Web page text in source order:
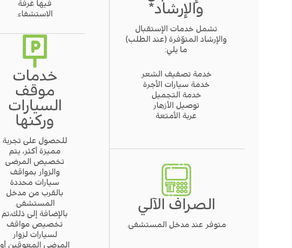
فيها غرفة
الاستشفاء.
خدمات
موقف
السيارات
وركنها
للحصول على تجربة
مميزة أكثر، يتم
تخصيص المرضى
والزوار بمواقف
سيارات محددة
بالقرب من مدخل
المستشفى.
بالإضافة إلى ذلك،تم
تخصيص مواقف
لسيارات لزوار
المرضى المعوقين أو
والإرشاد*
تشمل خدمات الإستقبال
والإرشاد المتوّفرة (عند الطلب)
ما يلي:
خدمة تصفيف الشعر
خدمة سيارات الأجرة
خدمة التجميل
توصيل الأزهار
عربة الأمتعة
الصراف الآلي
متوفر عند مدخل المستشفى.